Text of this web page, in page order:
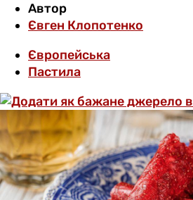
Автор
Євген Клопотенко
Європейська
Пастила